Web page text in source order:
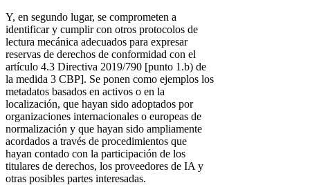
Y, en segundo lugar, se comprometen a
identificar y cumplir con otros protocolos de
lectura mecánica adecuados para expresar
reservas de derechos de conformidad con el
artículo 4.3 Directiva 2019/790 [punto 1.b) de
la medida 3 CBP]. Se ponen como ejemplos los
metadatos basados en activos o en la
localización, que hayan sido adoptados por
organizaciones internacionales o europeas de
normalización y que hayan sido ampliamente
acordados a través de procedimientos que
hayan contado con la participación de los
titulares de derechos, los proveedores de IA y
otras posibles partes interesadas.